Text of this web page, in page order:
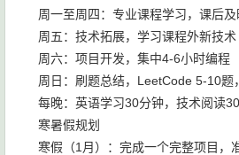
周一至周四：专业课程学习，课后及
周五：技术拓展，学习课程外新技术
周六：项目开发，集中4-6小时编程
周日：刷题总结，LeetCode 5-10题
每晚：英语学习30分钟，技术阅读
寒暑假规划
寒假（1月）：完成一个完整项目，